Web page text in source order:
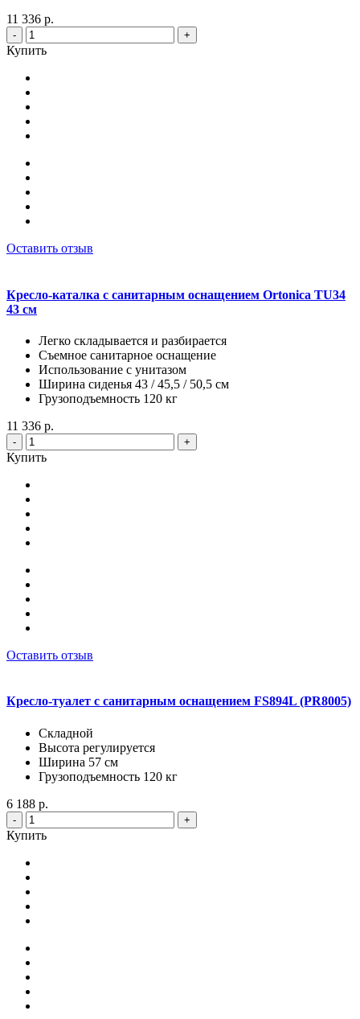
11 336 р.
- +
Купить
Оставить отзыв
Кресло-каталка с санитарным оснащением Ortonica TU34
43 см
Легко складывается и разбирается
Съемное санитарное оснащение
Использование с унитазом
Ширина сиденья 43 / 45,5 / 50,5 см
Грузоподъемность 120 кг
11 336 р.
- +
Купить
Оставить отзыв
Кресло-туалет с санитарным оснащением FS894L (PR8005)
Складной
Высота регулируется
Ширина 57 см
Грузоподъемность 120 кг
6 188 р.
- +
Купить